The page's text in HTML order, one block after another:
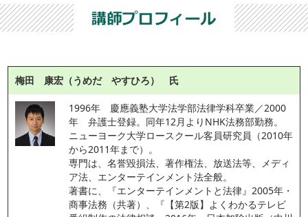
梅田 康宏（うめだ やすひろ） 氏
1996年　慶應義塾大学法学部法律学科卒業／2000
年　弁護士登録。同年12月よりNHK法務部勤務。
ニューヨーク大学ロースクール客員研究員（2010年
から2011年まで）。
専門は、名誉毀損法、著作権法、放送法等、メディ
ア法、エンターテインメント法全般。
著書に、『エンターテインメントと法律』2005年・
商事法務（共著）、『【第2版】よくわかるテレビ